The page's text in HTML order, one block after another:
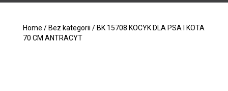
Home / Bez kategorii / BK 15708 KOCYK DLA PSA I KOTA
70 CM ANTRACYT